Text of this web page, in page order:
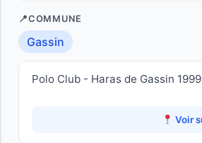
COMMUNE
Gassin
Polo Club - Haras de Gassin
Voir